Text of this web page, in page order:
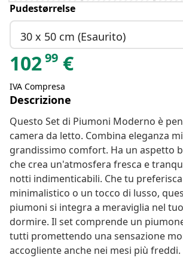
Pudestørrelse
30 x 50 cm (Esaurito)
10299 €
IVA Compresa
Descrizione
Questo Set di Piumoni Moderno è
camera da letto. Combina eleganza
grandissimo comfort. Ha un aspetto
che crea un'atmosfera fresca e
notti indimenticabili. Che tu
minimalistico o un tocco di lusso,
piumoni si integra a meraviglia nel
dormire. Il set comprende un
tutti promettendo una sensazione
accogliente anche nei mesi più freddi.